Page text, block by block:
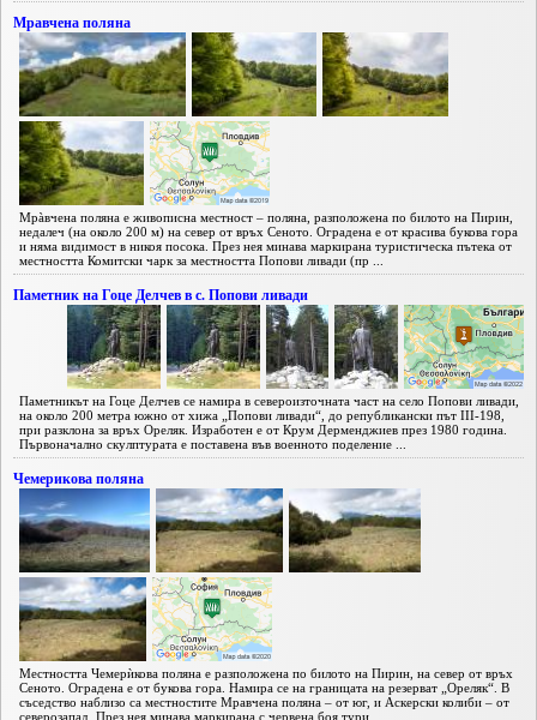
Мравчена поляна
Мрàвчена поляна е живописна местност – поляна, разположена по билото на Пирин,
недалеч (на около 200 м) на север от връх Сеното. Оградена е от красива букова гора
и няма видимост в никоя посока. През нея минава маркирана туристическа пътека от
местността Комитски чарк за местността Попови ливади (пр ...
Паметник на Гоце Делчев в с. Попови ливади
Паметникът на Гоце Делчев се намира в североизточната част на село Попови ливади,
на около 200 метра южно от хижа „Попови ливади“, до републикански път III-198,
при разклона за връх Ореляк. Изработен е от Крум Дерменджиев през 1980 година.
Първоначално скулптурата е поставена във военното поделение ...
Чемерикова поляна
Местността Чемерѝкова поляна е разположена по билото на Пирин, на север от връх
Сеното. Оградена е от букова гора. Намира се на границата на резерват „Ореляк“. В
съседство наблизо са местностите Мравчена поляна – от юг, и Аскерски колиби – от
северозапад. През нея минава маркирана с червена боя тури ...